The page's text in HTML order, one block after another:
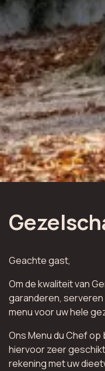
Geachte gast,
Om de kwaliteit van
garanderen,
menu voor uw hele
Ons Menu du Chef
hiervoor zeer
rekening met uw